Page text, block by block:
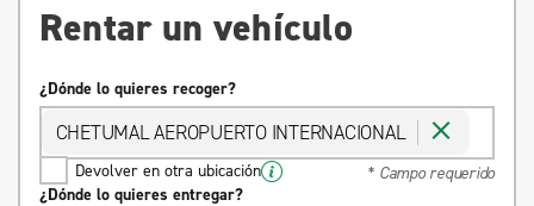
Rentar un vehículo
¿Dónde lo quieres recoger?
* Campo requerido
CHETUMAL AEROPUERTO INTERNACIONAL
Devolver en otra ubicación
¿Dónde lo quieres entregar?